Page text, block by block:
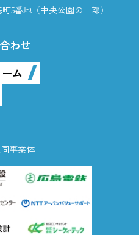
5番地（中央公園の一部）
わせ
ム
事業体